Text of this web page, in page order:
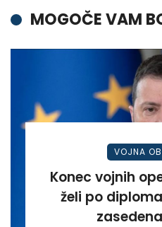
MOGOČE VAM
VOJNA
Konec vojnih
želi po